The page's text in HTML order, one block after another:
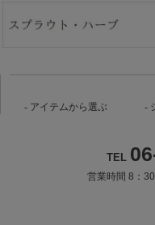
アイテムから選ぶ
TEL
営業時間 8：